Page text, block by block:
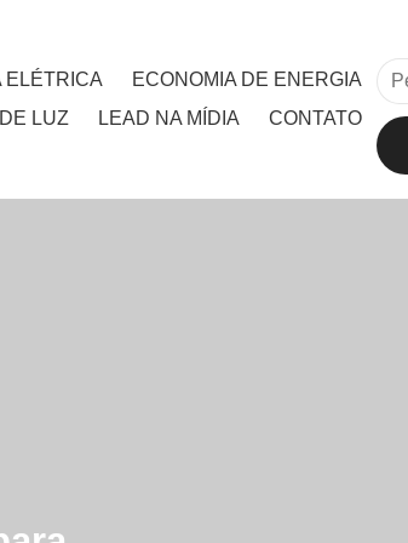
ELÉTRICA
ECONOMIA DE ENERGIA
LUZ LEAD NA MÍDIA
CONTATO